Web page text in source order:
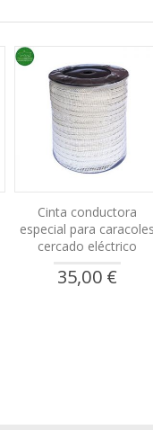
Cinta conductora
especial para caracoles
cercado eléctrico
35,00 €